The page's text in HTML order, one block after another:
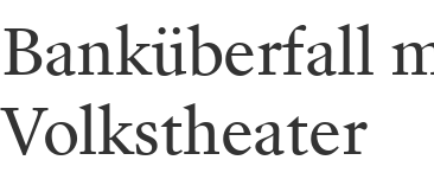
Banküberfall
Volkstheater